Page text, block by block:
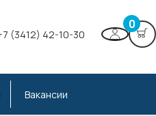
(3412) 42-10-30
0
Вакансии